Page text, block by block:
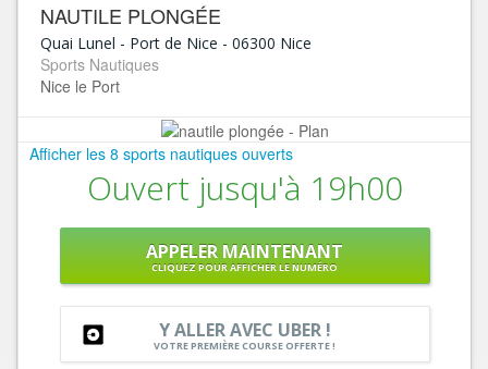
NAUTILE PLONGÉE
Quai Lunel - Port de Nice - 06300 Nice
Sports Nautiques
Nice le Port
Afficher les 8 sports nautiques ouverts
Ouvert jusqu'à 19h00
APPELER MAINTENANT
CLIQUEZ POUR AFFICHER LE NUMÉRO
Y ALLER AVEC UBER !
VOTRE PREMIÈRE COURSE OFFERTE !